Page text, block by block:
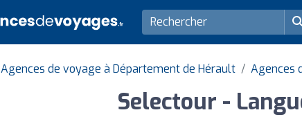
Agences de voyage à Département de Hérault Agences
Selectour -